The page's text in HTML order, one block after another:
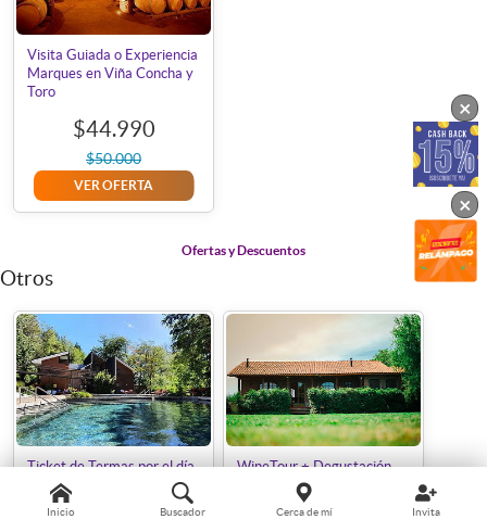
Visita Guiada o Experiencia
Marques en Viña Concha y
Toro
$44.990
$50.000
VER OFERTA
Ofertas y Descuentos
Otros
Ticket de Termas por el día
el Sábado
$14.990
WineTour + Degustación
Viña Santa Catalina
$19.990
Inicio Buscador Cerca de mí Invita
×
×